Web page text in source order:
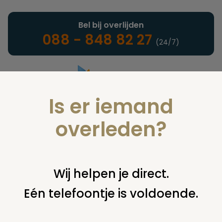
Landelijke uitvaartonderneming
Bel bij overlijden
088 - 848 82 27 (24/7)
U bent hier: home juridisch overige uitvaartplechtigheid
aansprakelijkheid / verantwoordelijkheid voor trauma's
Is er iemand
overleden?
Wij helpen je direct.
Eén telefoontje is voldoende.